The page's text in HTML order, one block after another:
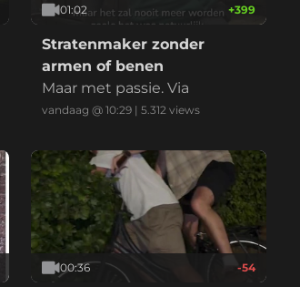
01:02 +399
Stratenmaker zonder
armen of benen
Maar met passie. Via
vandaag @ 10:29 |5.312 views
00:36 -54